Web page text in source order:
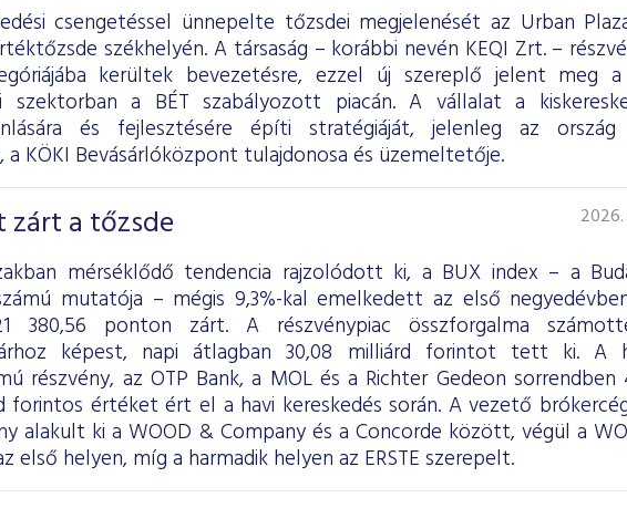
csengetéssel ünnepelte tőzsdei megjelenését az Urban
székhelyén. A társaság – korábbi nevén KEQI Zrt. –
kerültek bevezetésre, ezzel új szereplő jelent meg a
szektorban a BÉT szabályozott piacán. A vállalat a
és fejlesztésére építi stratégiáját, jelenleg az ország
a KÖKI Bevásárlóközpont tulajdonosa és üzemeltetője.
zárt a tőzsde 2026.
mérséklődő tendencia rajzolódott ki, a BUX index – a
mutatója – mégis 9,3%-kal emelkedett az első
380,56 ponton zárt. A részvénypiac összforgalma
képest, napi átlagban 30,08 milliárd forintot tett ki. A
részvény, az OTP Bank, a MOL és a Richter Gedeon sorrendben
forintos értéket ért el a havi kereskedés során. A vezető
alakult ki a WOOD & Company és a Concorde között, végül a
első helyen, míg a harmadik helyen az ERSTE szerepelt.